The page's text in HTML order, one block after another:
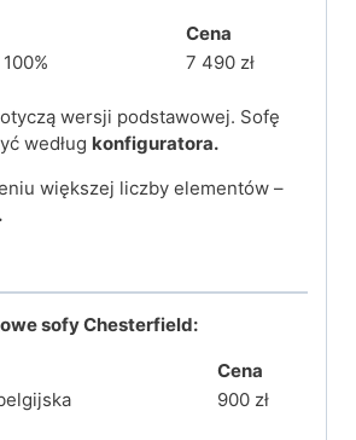
Cena
7 490 zł
wersji podstawowej. Sofę
według konfiguratora.
większej liczby elementów –
sofy Chesterfield:
Cena
900 zł